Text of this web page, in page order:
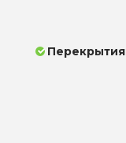
Перекрытия